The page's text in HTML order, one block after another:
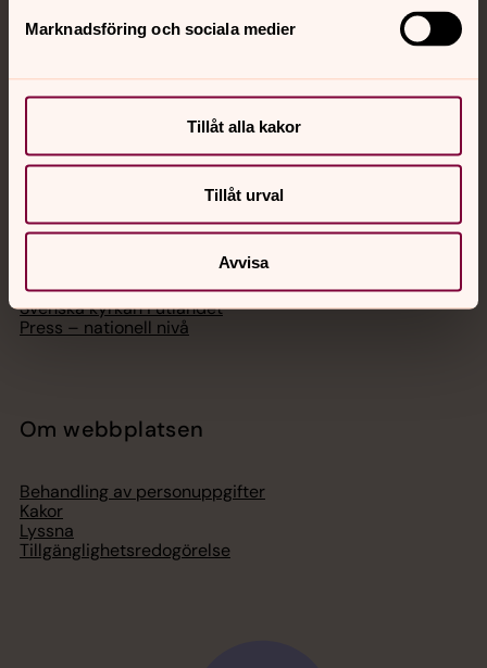
Marknadsföring och sociala medier
Tillåt alla kakor
Tillåt urval
Avvisa
Telefon 112
Lediga jobb
Act Svenska kyrkan
Svenska kyrkan i utlandet
Press – nationell nivå
Om webbplatsen
Behandling av personuppgifter
Kakor
Lyssna
Tillgänglighetsredogörelse